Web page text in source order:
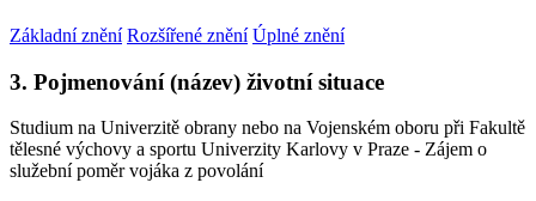
Základní znění Rozšířené znění Úplné znění
3. Pojmenování (název) životní situace
Studium na Univerzitě obrany nebo na Vojenském oboru při Fakultě
tělesné výchovy a sportu Univerzity Karlovy v Praze - Zájem o
služební poměr vojáka z povolání